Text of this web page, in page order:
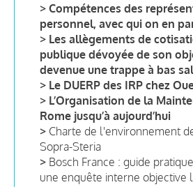
> Compétences des
personnel, avec qui on en
> Les allègements de
publique dévoyée de son
devenue une trappe à bas
> Le DUERP des IRP chez
> L’Organisation de la
Rome jusqu’à aujourd’hui
> Charte de l'environnement
Sopra-Steria
> Bosch France : guide
une enquête interne objective